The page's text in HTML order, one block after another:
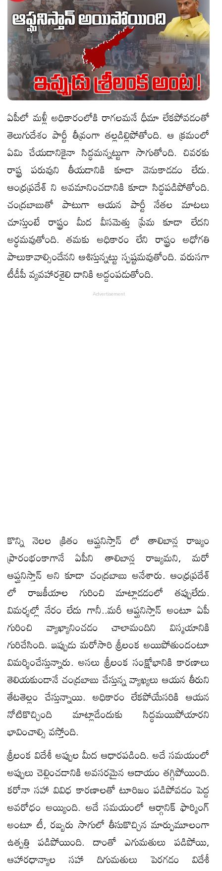
ఏపీలో మళ్లీ అధికారంలోకి రాగలమనే ధీమా లేకపోవడంతో
తెలుగుదేశం పార్టీ తీవ్రంగా తల్లడిల్లిపోతోంది. ఆ క్రమంలో
ఏమి చేయడానికైనా సిద్ధమన్నట్టుగా సాగుతోంది. చివరకు
రాష్ట్ర పరువుని తీయడానికి కూడా వెనుకాడడం లేదు.
ఆంధ్రప్రదేశ్ ని అవమానించడానికి కూడా సిద్ధపడిపోతోంది.
చంద్రబాబుతో పాటుగా ఆయన పార్టీ నేతల మాటలు
చూస్తుంటే రాష్ట్రం మీద వీసమెత్తు ప్రేమ కూడా లేదని
అర్థమవుతోంది. తమకు అధికారం లేని రాష్ట్రం అధోగతి
పాలుకావాల్సిందేనని ఆశిస్తున్నట్టు స్పష్టమవుతోంది. వరుసగా
టీడీపీ వ్యవహారశైలి దానికి అద్దంపడుతోంది.
కొన్ని నెలల క్రితం ఆప్ఘనిస్తాన్ లో తాలిబాన్ల రాజ్యం
ప్రారంభంకాగానే ఏపీని తాలిబాన్ల రాజ్యమని, మరో
ఆప్ఘనిస్తాన్ అని కూడా చంద్రబాబు అనేశారు. ఆంధ్రప్రదేశ్
లో రాజకీయాల గురించి మాట్లాడడంలో తప్పులేదు.
విమర్శల్లో నేరం లేదు గానీ..మరీ ఆప్ఘనిస్తాన్ అంటూ ఏపీ
గురించి వ్యాఖ్యానించడం చాలామందిని విస్మయానికి
గురిచేసింది. ఇప్పుడు మరోసారి శ్రీలంక అయిపోతుందంటూ
విమర్శించేస్తున్నారు. అసలు శ్రీలంక సంక్షోభానికి కారణాలు
తెలియకుండానే చంద్రబాబు చేస్తున్న వ్యాఖ్యలు ఆయన తీరుని
తేటతెల్లం చేస్తున్నాయి. అధికారం లేకపోయేసరికి ఆయన
నోటికొచ్చింది మాట్లాడేందుకు సిద్ధమయిపోయారని
భావించాల్సి వస్తోంది.
శ్రీలంక విదేశీ అప్పుల మీద ఆధారపడింది. అదే సమయంలో
అప్పులు చెల్లించడానికి అవసరమైన ఆదాయం తగ్గిపోయింది.
కరోనా సహా వివిధ కారణాలతో టూరిజం పడిపోవడం పెద్ద
అవరోధం అయ్యింది. అదే సమయంలో ఆర్గానిక్ ఫార్మింగ్
అంటూ టీ, రబ్బరు సాగులో తీసుకొచ్చిన మార్పుమూలంగా
ఉత్పత్తి పడిపోయింది. దాంతో ఎగుమతులు పడిపోయి,
ఆహారధాన్యాల సహా దిగుమతులు పెరగడం విదేశీ